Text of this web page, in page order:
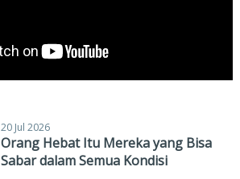
20 Jul 2026
Orang Hebat Itu Mereka yang Bisa
Sabar dalam Semua Kondisi